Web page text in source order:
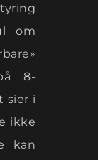
om
8-
sier i
ikke
kan